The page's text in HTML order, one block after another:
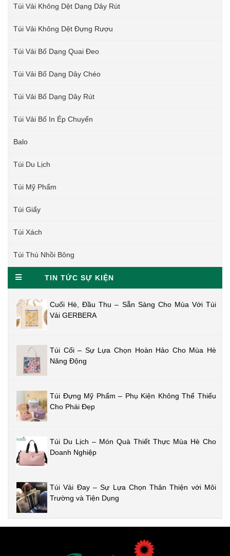
Túi Vải Không Dệt Dạng Dây Rút
Túi Vải Không Dệt Đựng Rượu
Túi Vải Bố Dạng Quai Đeo
Túi Vải Bố Dạng Dây Chéo
Túi Vải Bố Dạng Dây Rút
Túi Vải Bố In Ép Chuyển
Balo
Túi Du Lịch
Túi Mỹ Phẩm
Túi Giấy
Túi Xách
Túi Thú Nhồi Bông
TIN TỨC SỰ KIỆN
Cuối Hè, Đầu Thu – Sẵn Sàng Cho Mùa Với Túi
Vải GERBERA
Túi Cối – Sự Lựa Chọn Hoàn Hảo Cho Mùa Hè
Năng Động
Túi Đựng Mỹ Phẩm – Phụ Kiện Không Thể Thiếu
Cho Phái Đẹp
Túi Du Lịch – Món Quà Thiết Thực Mùa Hè Cho
Doanh Nghiệp
Túi Vải Đay – Sự Lựa Chọn Thân Thiện với Môi
Trường và Tiện Dụng